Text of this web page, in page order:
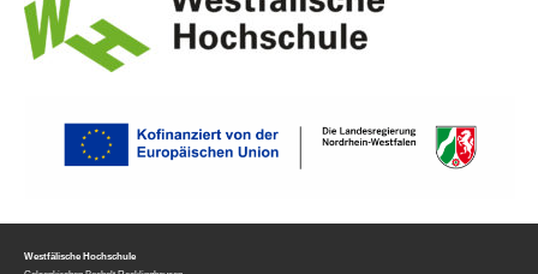
Westfälische Hochschule